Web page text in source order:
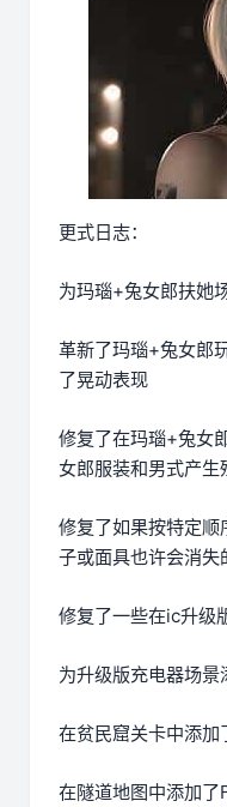
更式日志：
为玛瑙+兔女郎扶她
革新了玛瑙+兔女郎
了晃动表现
修复了在玛瑙+兔女
女郎服装和男式产
修复了如果按特定
子或面具也许会消失
修复了一些在ic升级
为升级版充电器场
在贫民窟关卡中添
在隧道地图中添加